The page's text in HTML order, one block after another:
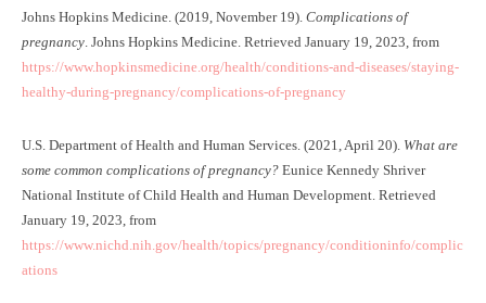
Johns Hopkins Medicine. (2019, November 19). Complications of
pregnancy. Johns Hopkins Medicine. Retrieved January 19, 2023, from
https://www.hopkinsmedicine.org/health/conditions-and-diseases/staying-
healthy-during-pregnancy/complications-of-pregnancy
U.S. Department of Health and Human Services. (2021, April 20). What are
some common complications of pregnancy? Eunice Kennedy Shriver
National Institute of Child Health and Human Development. Retrieved
January 19, 2023, from
https://www.nichd.nih.gov/health/topics/pregnancy/conditioninfo/complic
ations